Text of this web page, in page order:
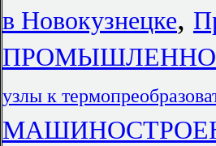
в Новокузнецке,
узлы к